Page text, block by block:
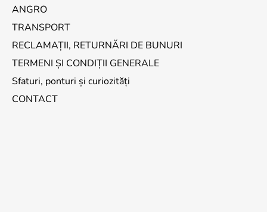
ANGRO
TRANSPORT
RECLAMAȚII, RETURNĂRI DE BUNURI
TERMENI ȘI CONDIȚII GENERALE
Sfaturi, ponturi și curiozități
CONTACT